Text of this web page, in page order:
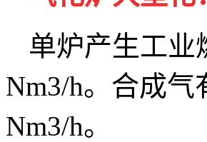
单炉产生工业
Nm3/h。合成气
Nm3/h。